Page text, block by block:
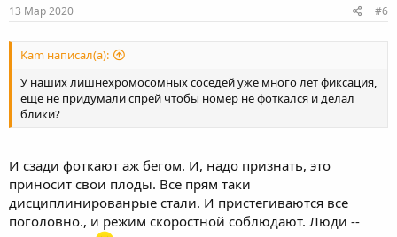
13 Мар 2020 #6
Kam написал(а):
У наших лишнехромосомных соседей уже много лет фиксация,
еще не придумали спрей чтобы номер не фоткался и делал
блики?
И сзади фоткают аж бегом. И, надо признать, это
приносит свои плоды. Все прям таки
дисциплинированрые стали. И пристегиваются все
поголовно., и режим скоростной соблюдают. Люди --